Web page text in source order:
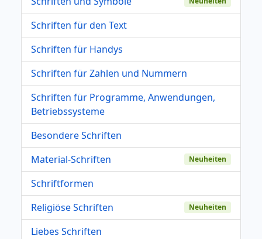
Schriften für den Text
Schriften für Handys
Schriften für Zahlen und Nummern
Schriften für Programme, Anwendungen,
Betriebssysteme
Besondere Schriften
Material-Schriften
Neuheiten
Schriftformen
Religiöse Schriften
Neuheiten
Liebes Schriften